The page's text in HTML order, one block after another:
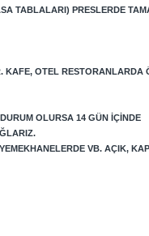
TABLALARI) PRESLERDE
OTEL
OLURSA 14 GÜN IÇINDE
VB. AÇIK,